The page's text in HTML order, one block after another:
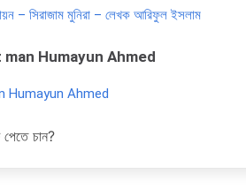
– সিরাজাম মুনিরা – লেখক আরিফুল ইসলাম
man Humayun Ahmed
Humayun Ahmed
চান?